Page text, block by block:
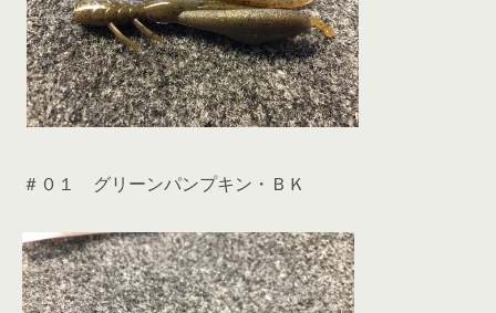
＃０１ グリーンパンプキン・ＢＫ